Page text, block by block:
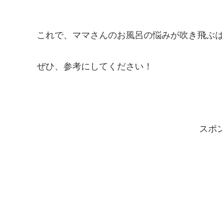
これで、ママさんのお風呂の悩みが吹き飛ぶ
ぜひ、参考にしてください！
スポ